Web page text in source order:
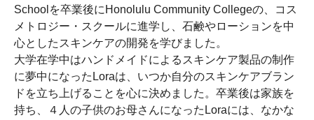
Schoolを卒業後にHonolulu Community Collegeの、コス
メトロジー・スクールに進学し、石鹸やローションを中
心としたスキンケアの開発を学びました。
大学在学中はハンドメイドによるスキンケア製品の制作
に夢中になったLoraは、いつか自分のスキンケアブラン
ドを立ち上げることを心に決めました。卒業後は家族を
持ち、４人の子供のお母さんになったLoraには、なかな